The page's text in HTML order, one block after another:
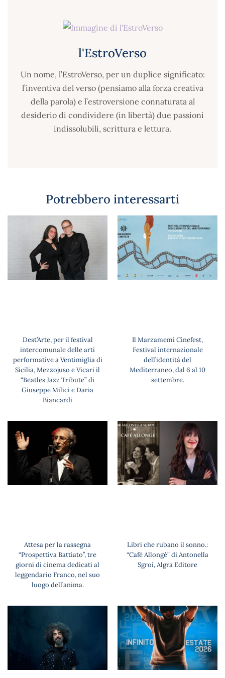
l'EstroVerso
Un nome, l’EstroVerso, per un duplice significato:
l’inventiva del verso (pensiamo alla forza creativa
della parola) e l’estroversione connaturata al
desiderio di condividere (in libertà) due passioni
indissolubili, scrittura e lettura.
Potrebbero interessarti
Dest’Arte, per il festival
intercomunale delle arti
performative a Ventimiglia di
Sicilia, Mezzojuso e Vicari il
“Beatles Jazz Tribute” di
Giuseppe Milici e Daria
Biancardi
Il Marzamemi Cinefest,
Festival internazionale
dell’identità del
Mediterraneo, dal 6 al 10
settembre.
Attesa per la rassegna
“Prospettiva Battiato”, tre
giorni di cinema dedicati al
leggendario Franco, nel suo
luogo dell’anima.
Libri che rubano il sonno.:
“Café Allongé” di Antonella
Sgroi, Algra Editore